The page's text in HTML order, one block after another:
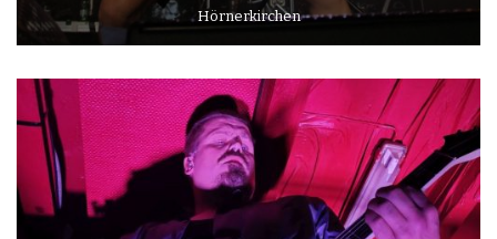
Hörnerkirchen